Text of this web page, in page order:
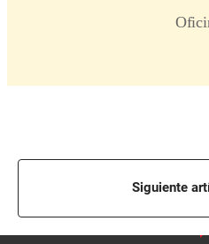
Siguiente